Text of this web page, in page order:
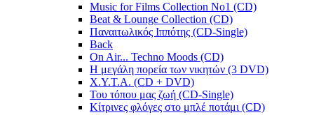
Music for Films Collection No1 (CD)
Beat & Lounge Collection (CD)
Παναιτωλικός Ιππότης (CD-Single)
Back
On Air... Techno Moods (CD)
Η μεγάλη πορεία των νικητών (3 DVD)
X.Y.T.A. (CD + DVD)
Του τόπου μας ζωή (CD-Single)
Κίτρινες φλόγες στο μπλέ ποτάμι (CD)